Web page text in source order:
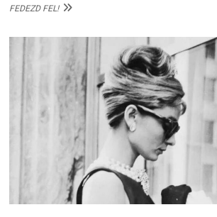
FEDEZD FEL!VICTORIA
ÖRÖKSÉGÉTŐL
MODERN
MINIMALIZMUS
TRÓNJÁIG